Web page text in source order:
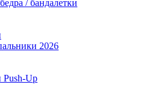
/ бандалетки
2026
Push-Up